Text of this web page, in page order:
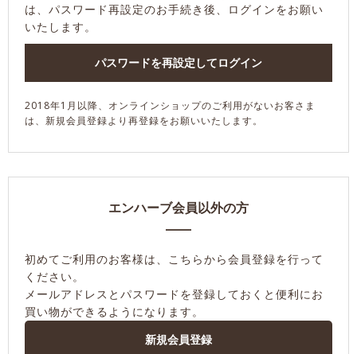
エンハーブ会員以外の方
初めてご利用のお客様は、こちらから会員登録を行って
ください。
メールアドレスとパスワードを登録しておくと便利にお
買い物ができるようになります。
は、パスワード再設定のお手続き後、ログインをお願い
いたします。
2018年1月以降、オンラインショップのご利用がないお客さま
は、新規会員登録より再登録をお願いいたします。